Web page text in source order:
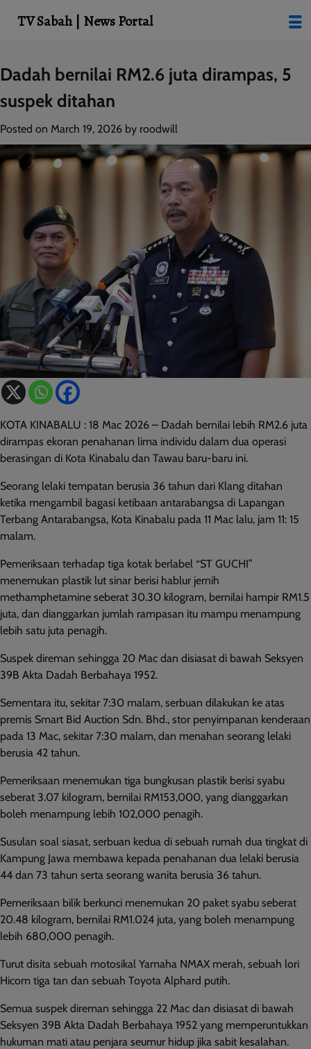
Skip
to
content
Dadah bernilai RM2.6 juta dirampas, 5
suspek ditahan
Posted on March 19, 2026 by roodwill
KOTA KINABALU : 18 Mac 2026 – Dadah bernilai lebih RM2.6 juta
dirampas ekoran penahanan lima individu dalam dua operasi
berasingan di Kota Kinabalu dan Tawau baru-baru ini.
Seorang lelaki tempatan berusia 36 tahun dari Klang ditahan
ketika mengambil bagasi ketibaan antarabangsa di Lapangan
Terbang Antarabangsa, Kota Kinabalu pada 11 Mac lalu, jam 11: 15
malam.
Pemeriksaan terhadap tiga kotak berlabel “ST GUCHI”
menemukan plastik lut sinar berisi hablur jernih
methamphetamine seberat 30.30 kilogram, bernilai hampir RM1.5
juta, dan dianggarkan jumlah rampasan itu mampu menampung
lebih satu juta penagih.
Suspek direman sehingga 20 Mac dan disiasat di bawah Seksyen
39B Akta Dadah Berbahaya 1952.
Sementara itu, sekitar 7:30 malam, serbuan dilakukan ke atas
premis Smart Bid Auction Sdn. Bhd., stor penyimpanan kenderaan
pada 13 Mac, sekitar 7:30 malam, dan menahan seorang lelaki
berusia 42 tahun.
Pemeriksaan menemukan tiga bungkusan plastik berisi syabu
seberat 3.07 kilogram, bernilai RM153,000, yang dianggarkan
boleh menampung lebih 102,000 penagih.
Susulan soal siasat, serbuan kedua di sebuah rumah dua tingkat di
Kampung Jawa membawa kepada penahanan dua lelaki berusia
44 dan 73 tahun serta seorang wanita berusia 36 tahun.
Pemeriksaan bilik berkunci menemukan 20 paket syabu seberat
20.48 kilogram, bernilai RM1.024 juta, yang boleh menampung
lebih 680,000 penagih.
Turut disita sebuah motosikal Yamaha NMAX merah, sebuah lori
Hicom tiga tan dan sebuah Toyota Alphard putih.
Semua suspek direman sehingga 22 Mac dan disiasat di bawah
Seksyen 39B Akta Dadah Berbahaya 1952 yang memperuntukkan
hukuman mati atau penjara seumur hidup jika sabit kesalahan.
TV Sabah | News Portal